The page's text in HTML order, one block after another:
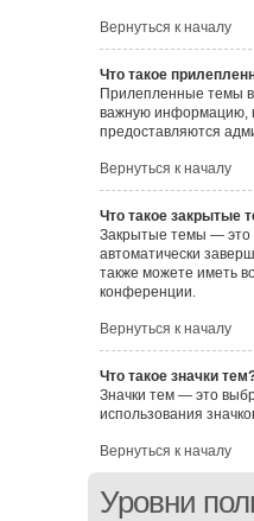
Вернуться к началу
Что такое
Прилепленные темы в
важную информацию,
предоставляются
Вернуться к началу
Что такое закрытые
Закрытые темы — это
автоматически
также можете иметь
конференции.
Вернуться к началу
Что такое значки
Значки тем — это
использования
Вернуться к началу
Уровни